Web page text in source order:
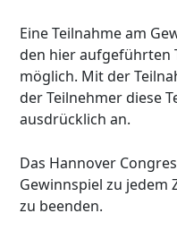
Eine Teilnahme am
den hier aufgeführten
möglich. Mit der
der Teilnehmer diese
ausdrücklich an.
Das Hannover
Gewinnspiel zu
zu beenden.